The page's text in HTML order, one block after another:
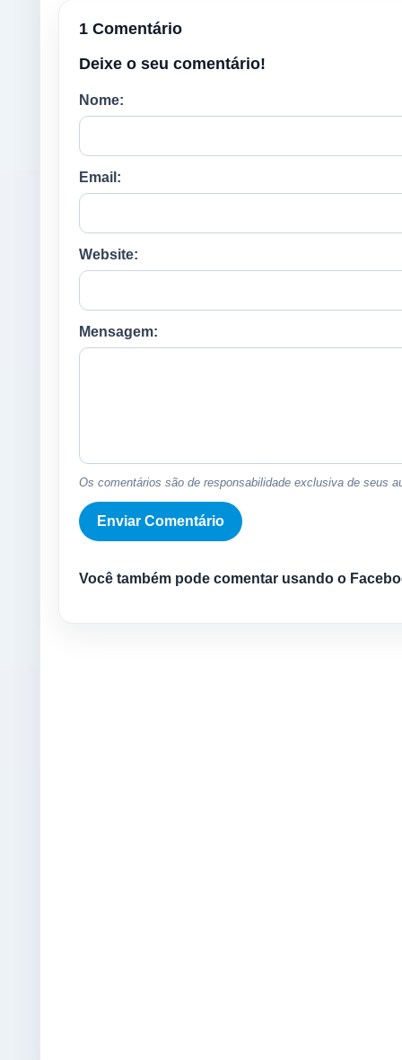
1 Comentário
Deixe o seu comentário!
Nome:
Email:
Website:
Mensagem:
Os comentários são de responsabilidade exclusiva de seus
Você também pode comentar usando o